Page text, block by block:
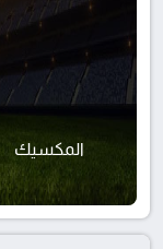
المكسيك